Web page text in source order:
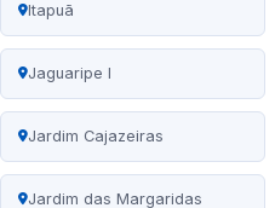
Itapuã
Jaguaripe I
Jardim Cajazeiras
Jardim das Margaridas